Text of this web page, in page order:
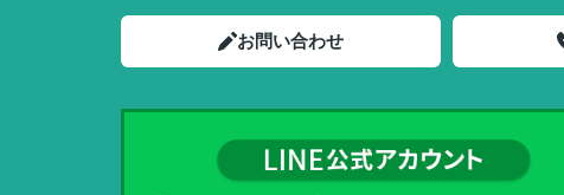
お問い合わせ